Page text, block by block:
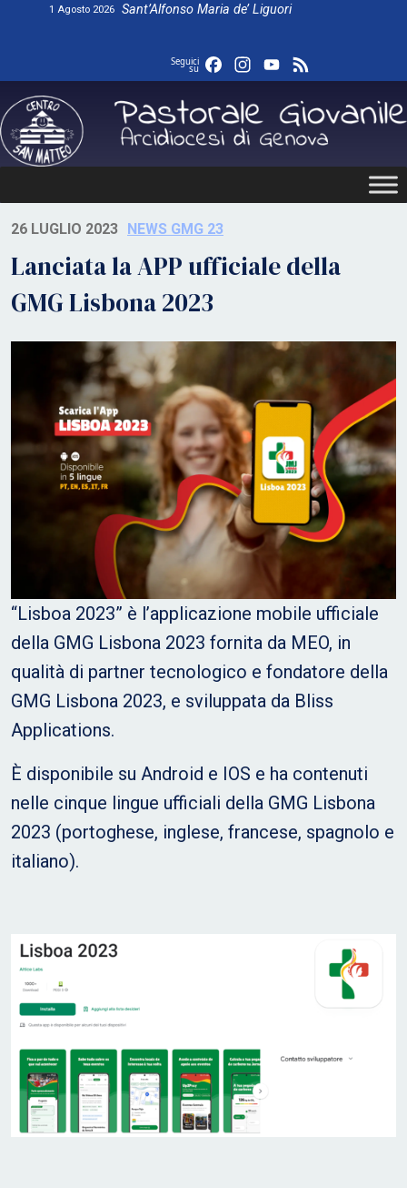
1 Agosto 2026 Sant’Alfonso Maria de’ Liguori
Seguici
su FacebookInstagram
YouTube
26 LUGLIO 2023 NEWS GMG 23
Lanciata la APP ufficiale della
GMG Lisbona 2023
“Lisboa 2023” è l’applicazione mobile ufficiale
della GMG Lisbona 2023 fornita da MEO, in
qualità di partner tecnologico e fondatore della
GMG Lisbona 2023, e sviluppata da Bliss
Applications.
È disponibile su Android e IOS e ha contenuti
nelle cinque lingue ufficiali della GMG Lisbona
2023 (portoghese, inglese, francese, spagnolo e
italiano).